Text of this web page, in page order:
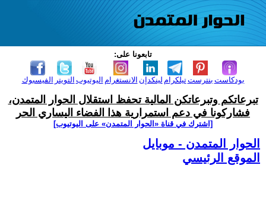
تابعونا على:
الفيسبوك التويتر اليوتيوب الانستغرام لينكدإن تيلكرامبنترست بودكاست
تبرعاتكم وتبرعاتكن المالية تحفظ استقلال الحوار المتمدن،
فشاركونا في دعم استمرارية هذا الفضاء اليساري الحر
[اشترك في قناة ‫«الحوار المتمدن» على اليوتيوب]
الحوار المتمدن - موبايل
الموقع الرئيسي